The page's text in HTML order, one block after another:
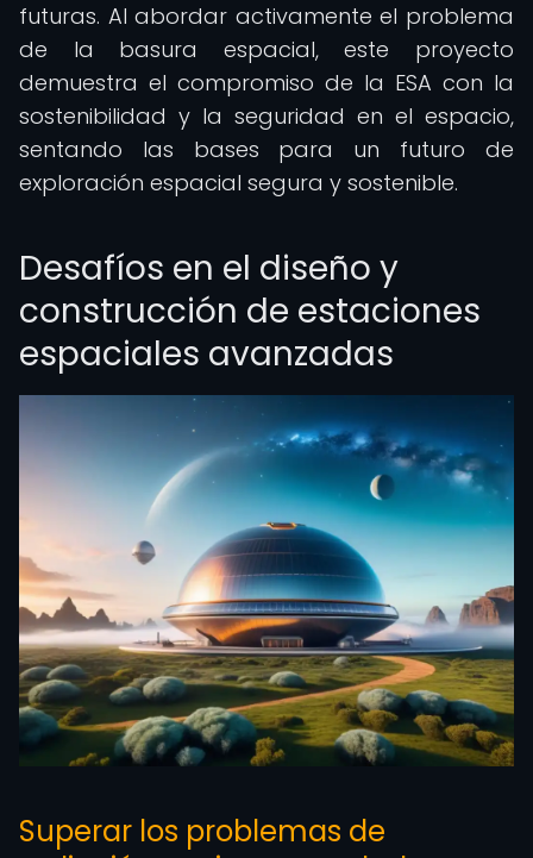
futuras. Al abordar activamente el problema
de la basura espacial, este proyecto
demuestra el compromiso de la ESA con la
sostenibilidad y la seguridad en el espacio,
sentando las bases para un futuro de
exploración espacial segura y sostenible.
Desafíos en el diseño y
construcción de estaciones
espaciales avanzadas
Superar los problemas de